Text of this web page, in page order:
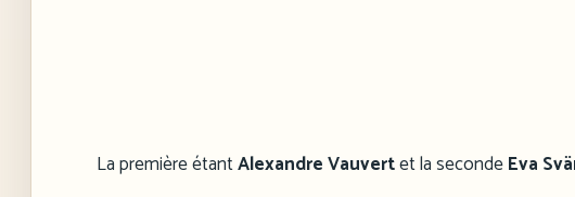
La première étantAlexandre Vauvertet la secondeEva